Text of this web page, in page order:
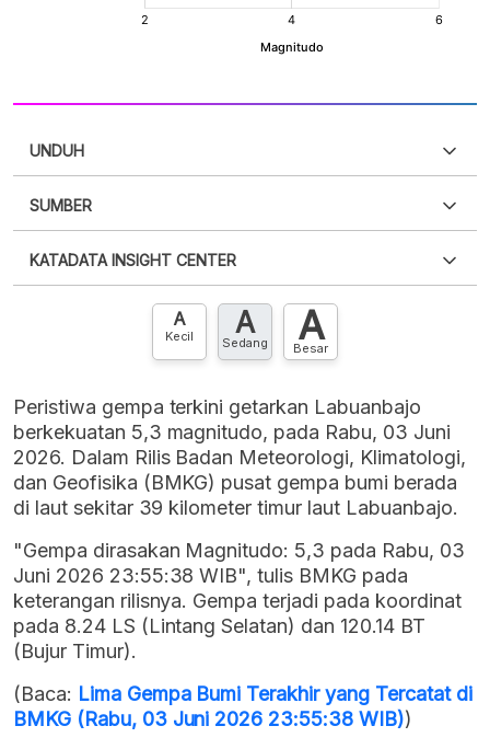
UNDUH
XLS
SUMBER
punya akun?Silakan Daftar sekarang
KATADATA INSIGHT CENTER
Hubungi sekarang »
A
Kecil A
Sedang A
Besar
Peristiwa gempa terkini getarkan Labuanbajo
berkekuatan 5,3 magnitudo, pada Rabu, 03 Juni
2026. Dalam Rilis Badan Meteorologi, Klimatologi,
dan Geofisika (BMKG) pusat gempa bumi berada
di laut sekitar 39 kilometer timur laut Labuanbajo.
"Gempa dirasakan Magnitudo: 5,3 pada Rabu, 03
Juni 2026 23:55:38 WIB", tulis BMKG pada
keterangan rilisnya. Gempa terjadi pada koordinat
pada 8.24 LS (Lintang Selatan) dan 120.14 BT
(Bujur Timur).
(Baca: Lima Gempa Bumi Terakhir yang Tercatat di
BMKG (Rabu, 03 Juni 2026 23:55:38 WIB))